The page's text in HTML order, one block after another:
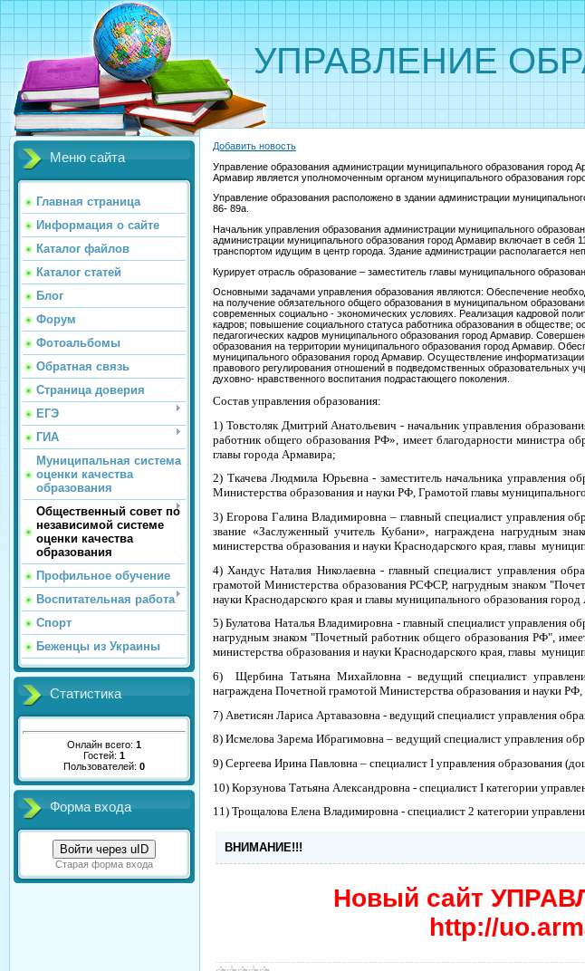
УПРАВЛЕНИЕ
Меню сайта
Главная страница
Информация о сайте
Каталог файлов
Каталог статей
Блог
Форум
Фотоальбомы
Обратная связь
Страница доверия
ЕГЭ
ГИА
Муниципальная система
оценки качества
образования
Общественный совет по
независимой системе
оценки качества
образования
Профильное обучение
Воспитательная работа
Спорт
Беженцы из Украины
Статистика
Онлайн всего: 1
Гостей: 1
Пользователей: 0
Форма входа
Войти через uID
Старая форма входа
Добавить новость
Управление образования администрации муниципального образования город
Армавир является уполномоченным органом муниципального образования
Управление образования расположено в здании администрации
86- 89а.
Начальник управления образования администрации муниципального
администрации муниципального образования город Армавир включает в
транспортом идущим в центр города. Здание администрации располагается
Курирует отрасль образование – заместитель главы муниципального
Основными задачами управления образования являются: Обеспечение
на получение обязательного общего образования в муниципальном
современных социально - экономических условиях. Реализация кадровой
кадров; повышение социального статуса работника образования в
педагогических кадров муниципального образования город Армавир.
образования на территории муниципального образования город Армавир.
муниципального образования город Армавир. Осуществление
правового регулирования отношений в подведомственных образовательных
духовно- нравственного воспитания подрастающего поколения.
Состав управления образования:
1) Товстоляк Дмитрий Анатольевич - начальник управления
работник общего образования РФ», имеет благодарности министра
главы города Армавира;
2) Ткачева Людмила Юрьевна - заместитель начальника управления
Министерства образования и науки РФ, Грамотой главы
3) Егорова Галина Владимировна – главный специалист управления
звание «Заслуженный учитель Кубани», награждена нагрудным
министерства образования и науки Краснодарского края, главы
4) Хандус Наталия Николаевна - главный специалист управления
грамотой Министерства образования РСФСР, нагрудным знаком
науки Краснодарского края и главы муниципального образования
5) Булатова Наталья Владимировна - главный специалист управления
нагрудным знаком "Почетный работник общего образования РФ",
министерства образования и науки Краснодарского края, главы
6) Щербина Татьяна Михайловна - ведущий специалист управления
награждена Почетной грамотой Министерства образования и науки
7) Аветисян Лариса Артавазовна - ведущий специалист управления
8) Исмелова Зарема Ибрагимовна – ведущий специалист управления
9) Сергеева Ирина Павловна – специалист I управления образования
10) Корзунова Татьяна Александровна - специалист I категории
11) Трощалова Елена Владимировна - специалист 2 категории
ВНИМАНИЕ!!!
Новый сайт
http://